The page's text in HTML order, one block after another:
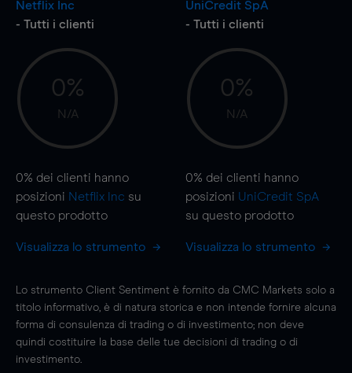
Netflix Inc
- Tutti i clienti
0%
N/A
0% dei clienti hanno
posizioni Netflix Inc su
questo prodotto
Visualizza lo strumento
UniCredit SpA
- Tutti i clienti
0%
N/A
0% dei clienti hanno
posizioni UniCredit SpA
su questo prodotto
Visualizza lo strumento
Lo strumento Client Sentiment è fornito da CMC Markets solo a
titolo informativo, è di natura storica e non intende fornire alcuna
forma di consulenza di trading o di investimento; non deve
quindi costituire la base delle tue decisioni di trading o di
investimento.